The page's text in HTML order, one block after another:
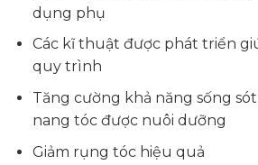
dụng phụ
Các kĩ thuật được phát triển
quy trình
Tăng cường khả năng sống
nang tóc được nuôi dưỡng
Giảm rụng tóc hiệu quả